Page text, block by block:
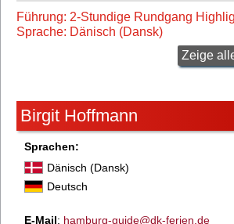
Führung: 2-Stundige Rundgang
Sprache: Dänisch (Dansk)
Zeige
Birgit Hoffmann
Sprachen:
Dänisch (Dansk)
Deutsch
E-Mail: hamburg-guide@dk-ferien.de